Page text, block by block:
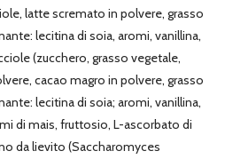
latte scremato in polvere, grasso
lecitina di soia, aromi, vanillina,
(zucchero, grasso vegetale,
cacao magro in polvere, grasso
lecitina di soia; aromi, vanillina,
di mais, fruttosio, L-ascorbato di
da lievito (Saccharomyces